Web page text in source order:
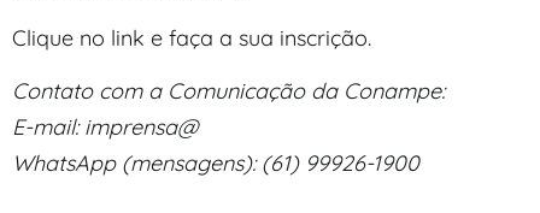
Clique no link e faça a sua inscrição.
Contato com a Comunicação da Conampe:
E-mail: imprensa@
WhatsApp (mensagens): (61) 99926-1900